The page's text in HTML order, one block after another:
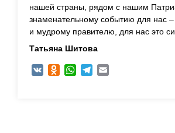
нашей страны, рядом с нашим
знаменательному событию для нас
и мудрому правителю, для нас это
Татьяна Шитова
VK Odnoklassniki
WhatsAppTelegram